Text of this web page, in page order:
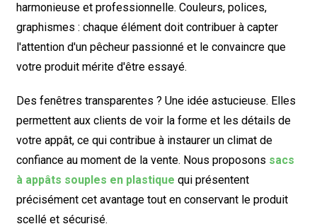
harmonieuse et professionnelle. Couleurs, polices,
graphismes : chaque élément doit contribuer à capter
l'attention d'un pêcheur passionné et le convaincre que
votre produit mérite d'être essayé.
Des fenêtres transparentes ? Une idée astucieuse. Elles
permettent aux clients de voir la forme et les détails de
votre appât, ce qui contribue à instaurer un climat de
confiance au moment de la vente. Nous proposons sacs
à appâts souples en plastique qui présentent
précisément cet avantage tout en conservant le produit
scellé et sécurisé.